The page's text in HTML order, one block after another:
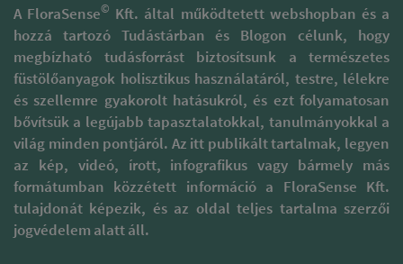
A FloraSense© Kft. által működtetett webshopban és a
hozzá tartozó Tudástárban és Blogon célunk, hogy
megbízható tudásforrást biztosítsunk a természetes
füstölőanyagok holisztikus használatáról, testre, lélekre
és szellemre gyakorolt hatásukról, és ezt folyamatosan
bővítsük a legújabb tapasztalatokkal, tanulmányokkal a
világ minden pontjáról. Az itt publikált tartalmak, legyen
az kép, videó, írott, infografikus vagy bármely más
formátumban közzétett információ a FloraSense Kft.
tulajdonát képezik, és az oldal teljes tartalma szerzői
jogvédelem alatt áll.